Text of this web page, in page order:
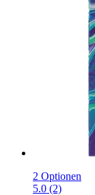
2 Optionen
5.0 (2)